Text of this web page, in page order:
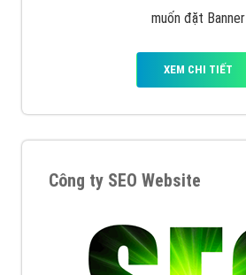
muốn đặt Banner
XEM CHI TIẾT
Công ty SEO Website